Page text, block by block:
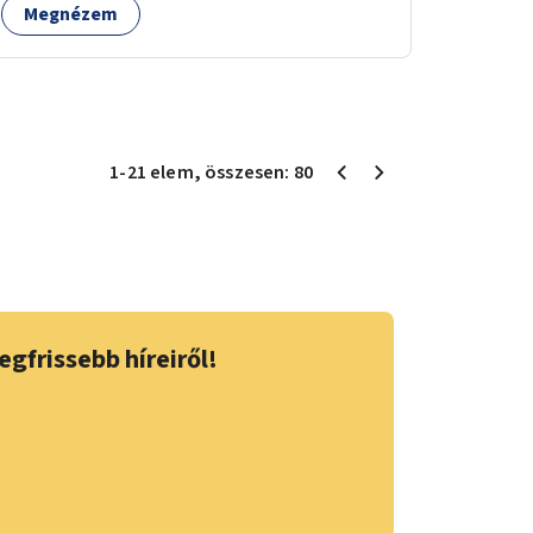
Megnézem
1-21 elem, összesen: 80
híreiről!